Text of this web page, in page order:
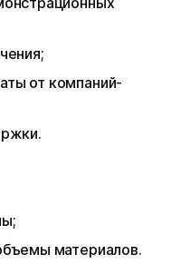
от компаний-
материалов.